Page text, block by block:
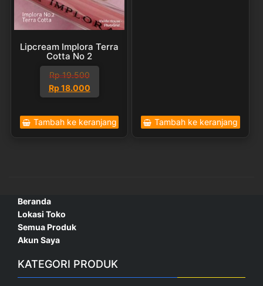
Lipcream Implora Terra
Cotta No 2
Rp19.500
Harga
aslinya
Rp 19.500.
Rp18.000
Harga
saat
adalah:
Rp 18.000.
Tambah ke keranjang Tambah ke keranjang
Beranda
Lokasi Toko
Semua Produk
Akun Saya
KATEGORI PRODUK